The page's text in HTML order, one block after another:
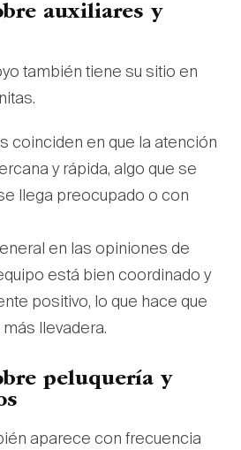
auxiliares y
también tiene su sitio en
coinciden en que la atención
y rápida, algo que se
llega preocupado o con
en las opiniones de
está bien coordinado y
positivo, lo que hace que
llevadera.
peluquería y
aparece con frecuencia